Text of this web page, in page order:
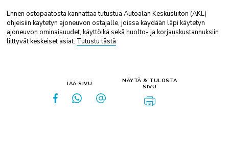
Ennen ostopäätöstä kannattaa tutustua Autoalan Keskusliiton (AKL)
ohjeisiin käytetyn ajoneuvon ostajalle, joissa käydään läpi käytetyn
ajoneuvon ominaisuudet, käyttöikä sekä huolto- ja korjauskustannuksiin
liittyvät keskeiset asiat. Tutustu tästä
JAA SIVU
NÄYTÄ & TULOSTA
SIVU